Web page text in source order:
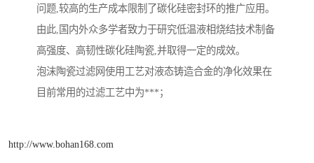
问题,较高的生产成本限制了碳化硅密封环的推广应用。
由此,国内外众多学者致力于研究低温液相烧结技术制备
高强度、高韧性碳化硅陶瓷,并取得一定的成效。
泡沫陶瓷过滤网使用工艺对液态铸造合金的净化效果在
目前常用的过滤工艺中为***；
http://www.bohan168.com